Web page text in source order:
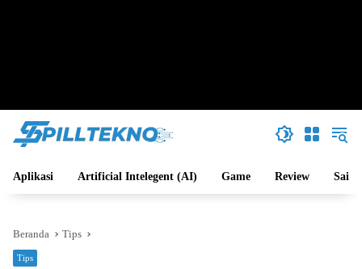
Aplikasi Artificial Intelegent (AI) Game Review Sains
Beranda Tips
Tips